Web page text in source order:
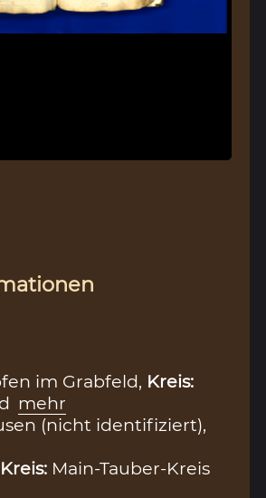
im Grabfeld, Kreis:
mehr
(nicht identifiziert),
Kreis: Main-Tauber-Kreis